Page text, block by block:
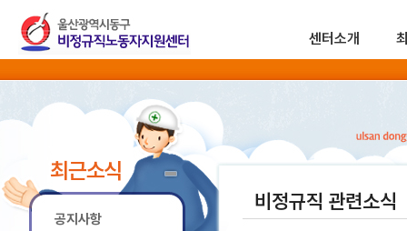
센터소개
최근소식
공지사항
비정규직 관련소식